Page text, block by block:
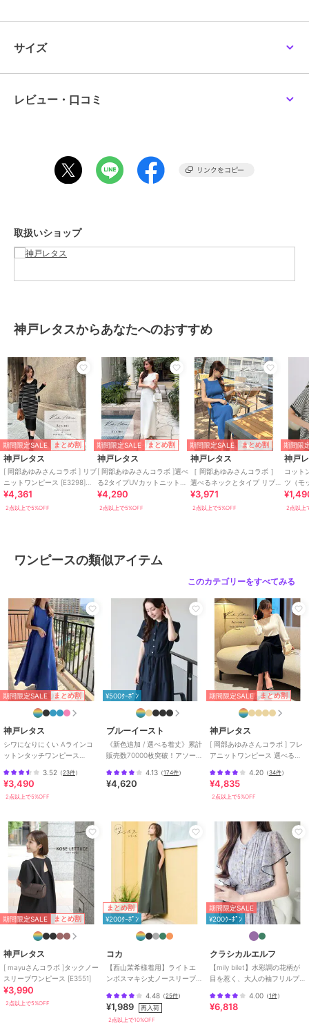
伸縮性がよく、ドライタッチな質感でストレスフリーな着心地の良さ
が嬉しいポイント。
【S5分袖】
ヒップ幅 55
【Sノースリーブ】
裾幅 83
【M5分袖】
着丈 119
肩幅 30
身幅 36.5
ウエスト幅 31.5
ヒップ幅 57.5
裾幅 83
袖丈 27.5
袖幅 15
袖口幅 11
身幅 36.5
裾幅 83
袖口幅 20
【Sタイト】
着丈 119
肩幅 29
身幅 34
ウエスト幅 32
ヒップ幅 41
裾幅 40.5
袖丈 27.5
袖幅 14
袖口幅 10
【Mタイト】
肩幅 30
身幅 36.5
ウエスト幅 34.5
ヒップ幅 43.5
裾幅 43
袖丈 27.5
袖幅 15
袖口幅 11#コウベレタス
期間限定セール開催中
ブランド 神戸レタス
神戸レタス
サイズ
レビュー・口コミ
取扱いショップ
神戸レタスからあなたへのおすすめ
期間限定SALE まとめ割
神戸レタス
[ 岡部あゆみさんコラボ ] リブ
ニットワンピース [E3298]
（ボートネック・Vネック）
¥4,361
2点以上で5%OFF
期間限定SALE まとめ割
神戸レタス
[ 岡部あゆみさんコラボ ]選べ
る2タイプUVカットニットワ
ンピース [E3564]
¥4,290
2点以上で5%OFF
期間限定SALE まとめ割
神戸レタス
［ 岡部あゆみさんコラボ ］
選べるネックとタイプ リブニ
ットノースリーブワンピース
[E3004]
¥3,971
2点以上で5%OFF
期間限
神戸
コット
ツ（モ
ック）
2点以上
ワンピースの類似アイテム
このカテゴリーをすべてみる
期間限定SALE まとめ割
神戸レタス
シワになりにくい Aラインコ
ットンタッチワンピース
3.52 （23件）
¥3,490
2点以上で5%OFF
¥500ｸｰﾎﾟﾝ
ブルーイースト
《新色追加 / 選べる着丈》累計
販売数70000枚突破！アソー
4.13 （174件）
¥4,620
期間限定SALE まとめ割
神戸レタス
[ 岡部あゆみさんコラボ ] フレ
アニットワンピース 選べる
4.20（34件）
¥4,835
2点以上で5%OFF
期間限定SALE まとめ割
神戸レタス
[ mayuさんコラボ ]タックノー
スリーブワンピース [E3551]
¥3,990
2点以上で5%OFF
まとめ割
¥200ｸｰﾎﾟﾝ
コカ
【西山茉希様着用】ライトエ
ンボスマキシ丈ノースリーブ
にくい・速乾
4.48 （25件）
¥1,989 再入荷
2点以上で10%OFF
期間限定SALE
¥200ｸｰﾎﾟﾝ
クラシカルエルフ
【mily bilet】水彩調の花柄が
目を惹く、大人の袖フリルプ
4.00（1件）
¥6,818